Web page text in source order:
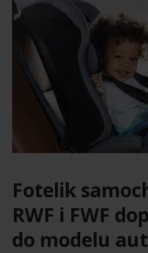
Fotelik
RWF i FWF
do modelu